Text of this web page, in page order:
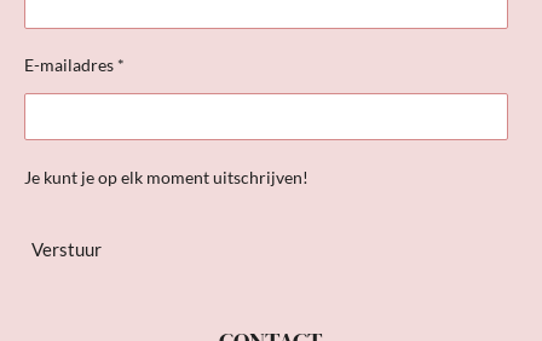
E-mailadres *
Je kunt je op elk moment uitschrijven!
Verstuur